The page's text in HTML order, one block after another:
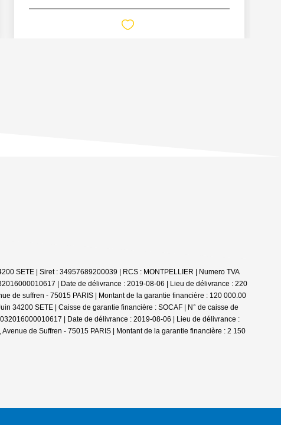
SETE | Siret : 34957689200039 | RCS : MONTPELLIER | Numero TVA
| Date de délivrance : 2019-08-06 | Lieu de délivrance : 220
de suffren - 75015 PARIS | Montant de la garantie financière : 120 000.00
34200 SETE | Caisse de garantie financière : SOCAF | N° de caisse de
| Date de délivrance : 2019-08-06 | Lieu de délivrance :
de Suffren - 75015 PARIS | Montant de la garantie financière : 2 150